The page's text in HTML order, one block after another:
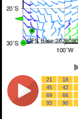
18
21
42
45
66
69
90
93